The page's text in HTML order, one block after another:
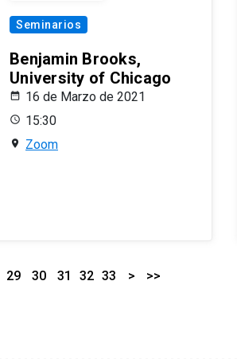
Seminarios
Benjamin Brooks,
University of Chicago
16 de Marzo de 2021
15:30
Zoom
29 30 31 32 33 > >>